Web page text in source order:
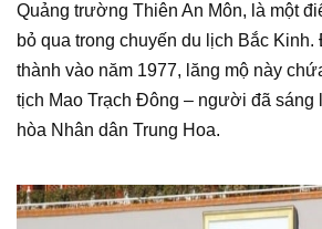
Quảng trường Thiên An Môn, là một
bỏ qua trong chuyến du lịch Bắc
thành vào năm 1977, lăng mộ này
tịch Mao Trạch Đông – người đã sáng
hòa Nhân dân Trung Hoa.